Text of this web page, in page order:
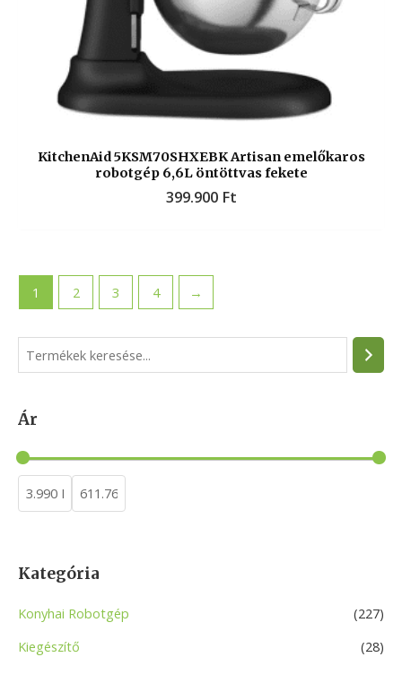
e
r
c
h
Ár
Kategória
Konyhai Robotgép
(227)
Kiegészítő
(28)
KitchenAid 5KSM70SHXEBK Artisan emelőkaros
robotgép 6,6L öntöttvas fekete
399.900 Ft
1 2 3 4 →